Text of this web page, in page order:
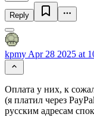
Reply
kpmy Apr 28 2025 at
Оплата у них, к
(я платил через
русским адресам